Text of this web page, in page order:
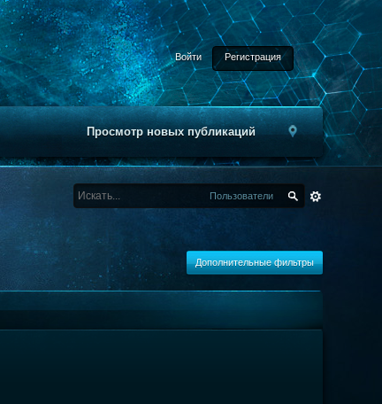
Войти Регистрация
Просмотр новых публикаций
Пользователи
Дополнительные фильтры